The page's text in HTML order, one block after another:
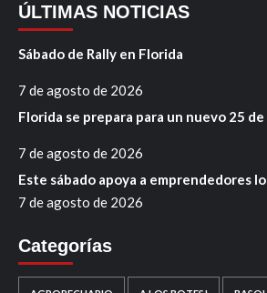
ÚLTIMAS NOTICIAS
Sábado de Rally en Florida
7 de agosto de 2026
Florida se prepara para un nuevo 25
7 de agosto de 2026
Este sábado apoya a emprendedores
7 de agosto de 2026
Categorías